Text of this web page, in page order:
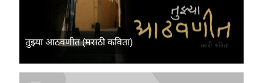
तुझ्या आठवणीत (मराठी कविता)